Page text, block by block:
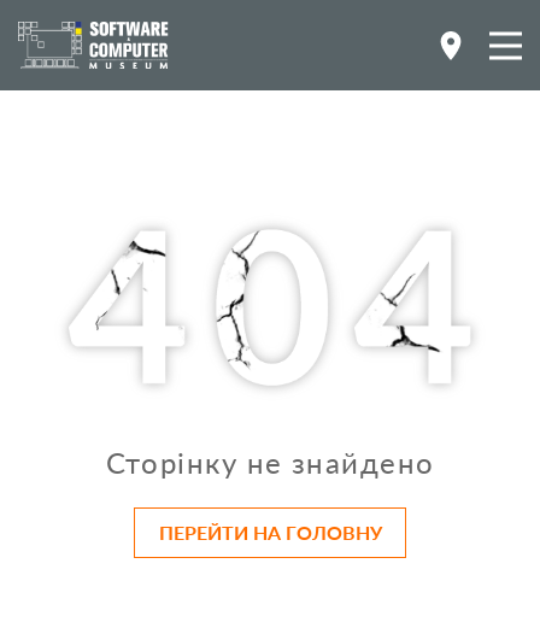
Сторінку не знайдено
ПЕРЕЙТИ НА ГОЛОВНУ